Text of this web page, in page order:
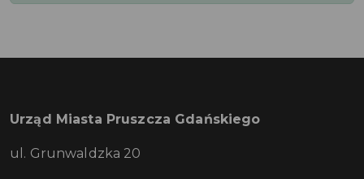
Urząd Miasta Pruszcza Gdańskiego
ul. Grunwaldzka 20